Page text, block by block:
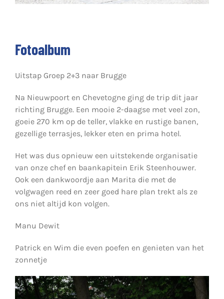
Fotoalbum
Uitstap Groep 2+3 naar Brugge
Na Nieuwpoort en Chevetogne ging de trip dit jaar
richting Brugge. Een mooie 2-daagse met veel zon,
goeie 270 km op de teller, vlakke en rustige banen,
gezellige terrasjes, lekker eten en prima hotel.
Het was dus opnieuw een uitstekende organisatie
van onze chef en baankapitein Erik Steenhouwer.
Ook een dankwoordje aan Marita die met de
volgwagen reed en zeer goed hare plan trekt als ze
ons niet altijd kon volgen.
Manu Dewit
Patrick en Wim die even poefen en genieten van het
zonnetje